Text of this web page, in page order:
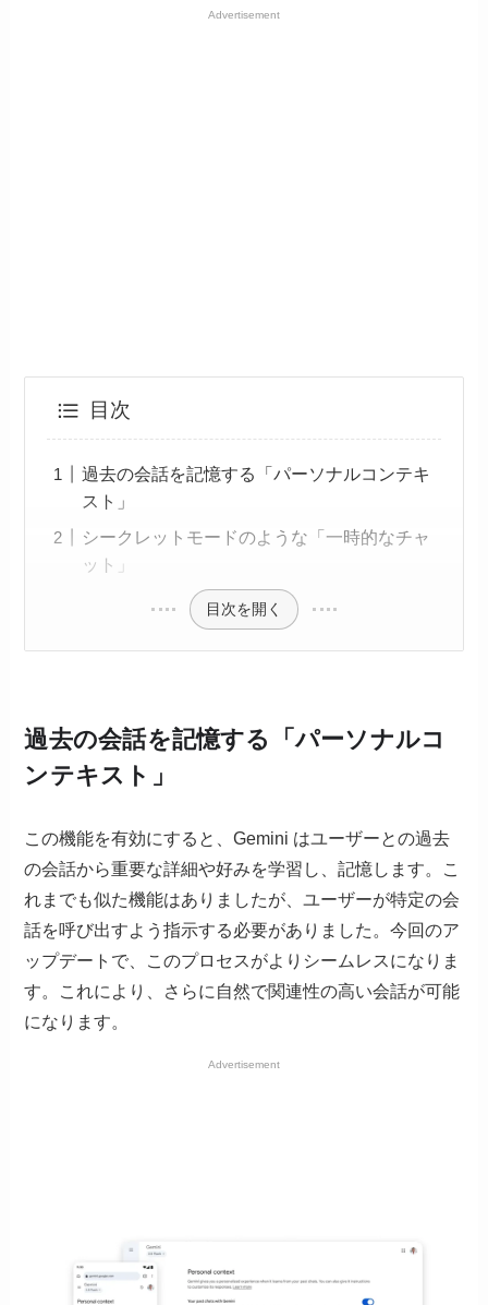
Advertisement
目次
過去の会話を記憶する「パーソナルコンテキ
スト」
シークレットモードのような「一時的なチャ
ット」
目次を開く
過去の会話を記憶する「パーソナルコ
ンテキスト」
この機能を有効にすると、Gemini はユーザーとの過去
の会話から重要な詳細や好みを学習し、記憶します。こ
れまでも似た機能はありましたが、ユーザーが特定の会
話を呼び出すよう指示する必要がありました。今回のア
ップデートで、このプロセスがよりシームレスになりま
す。これにより、さらに自然で関連性の高い会話が可能
になります。
Advertisement